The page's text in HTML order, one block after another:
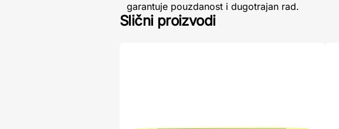
garantuje pouzdanost i dugotrajan rad.
Slični proizvodi